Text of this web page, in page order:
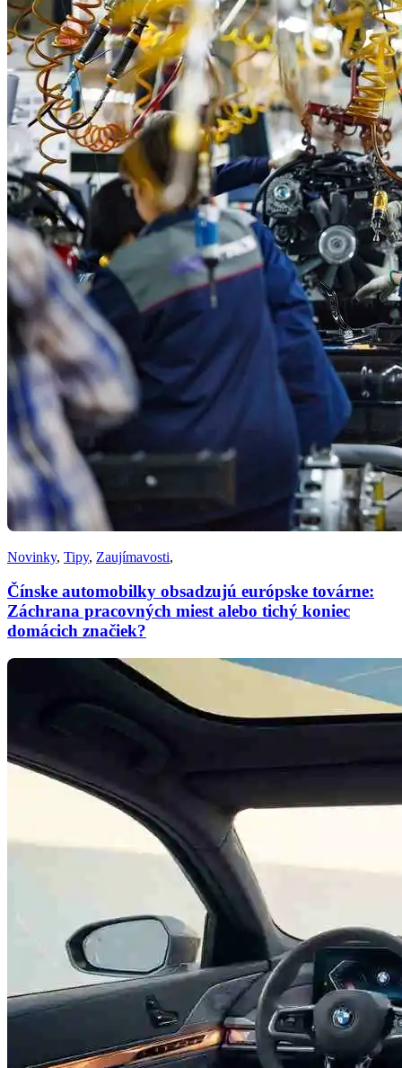
Novinky, Tipy, Zaujímavosti,
Čínske automobilky obsadzujú európske továrne:
Záchrana pracovných miest alebo tichý koniec
domácich značiek?